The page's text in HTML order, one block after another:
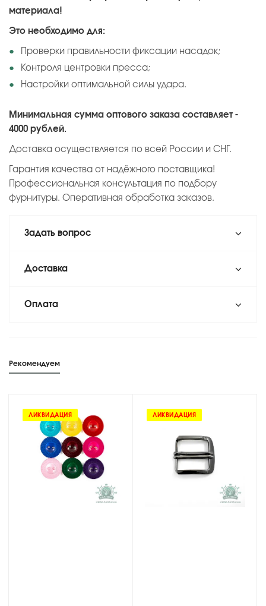
материала!
Это необходимо для:
Проверки правильности фиксации насадок;
Контроля центровки пресса;
Настройки оптимальной силы удара.
Минимальная сумма оптового заказа составляет -
4000 рублей.
Доставка осуществляется по всей России и СНГ.
Гарантия качества от надёжного поставщика!
Профессиональная консультация по подбору
фурнитуры. Оперативная обработка заказов.
Задать вопрос
Доставка
Оплата
Рекомендуем
ЛИКВИДАЦИЯ ЛИКВИДАЦИЯ